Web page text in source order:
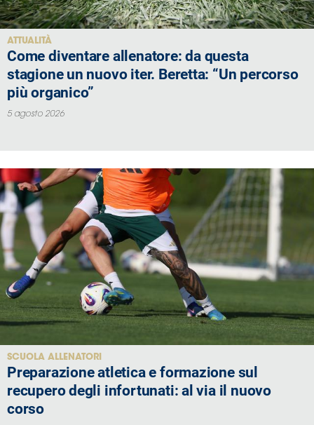
Media
Contatti
Social media
ATTUALITÀ
Come diventare allenatore: da questa
stagione un nuovo iter. Beretta: “Un percorso
più organico”
5 agosto 2026
SCUOLA ALLENATORI
Preparazione atletica e formazione sul
recupero degli infortunati: al via il nuovo
corso